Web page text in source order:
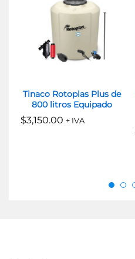
Tinaco Rotoplas Plus de
800 litros Equipado
$3,150.00 + IVA